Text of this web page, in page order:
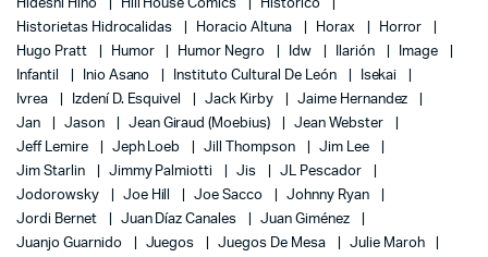
Hideshi Hino
Hill House Comics
Histórico
Historietas Hidrocalidas
Horacio Altuna Horax
Horror
Hugo Pratt
Humor Humor Negro Idw Ilarión
Image
Infantil
Inio Asano Instituto Cultural De León
Isekai
Ivrea
Izdení D. Esquivel Jack Kirby
Jaime Hernandez
Jan
Jason Jean Giraud (Moebius)
Jean Webster
Jeff Lemire
Jeph Loeb Jill Thompson
Jim Lee
Jim Starlin
Jimmy Palmiotti Jis
JL Pescador
Jodorowsky
Joe Hill Joe Sacco
Johnny Ryan
Jordi Bernet
Juan Díaz Canales
Juan Giménez
Juanjo Guarnido
Juegos Juegos De Mesa
Julie Maroh